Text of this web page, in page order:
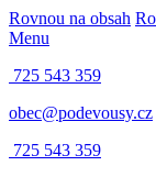
Rovnou na obsah
Menu
725 543 359
obec@podevousy.cz
725 543 359